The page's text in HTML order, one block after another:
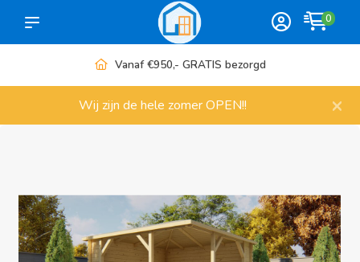
0
Vanaf €950,- GRATIS bezorgd
Wij zijn de hele zomer OPEN!! ×